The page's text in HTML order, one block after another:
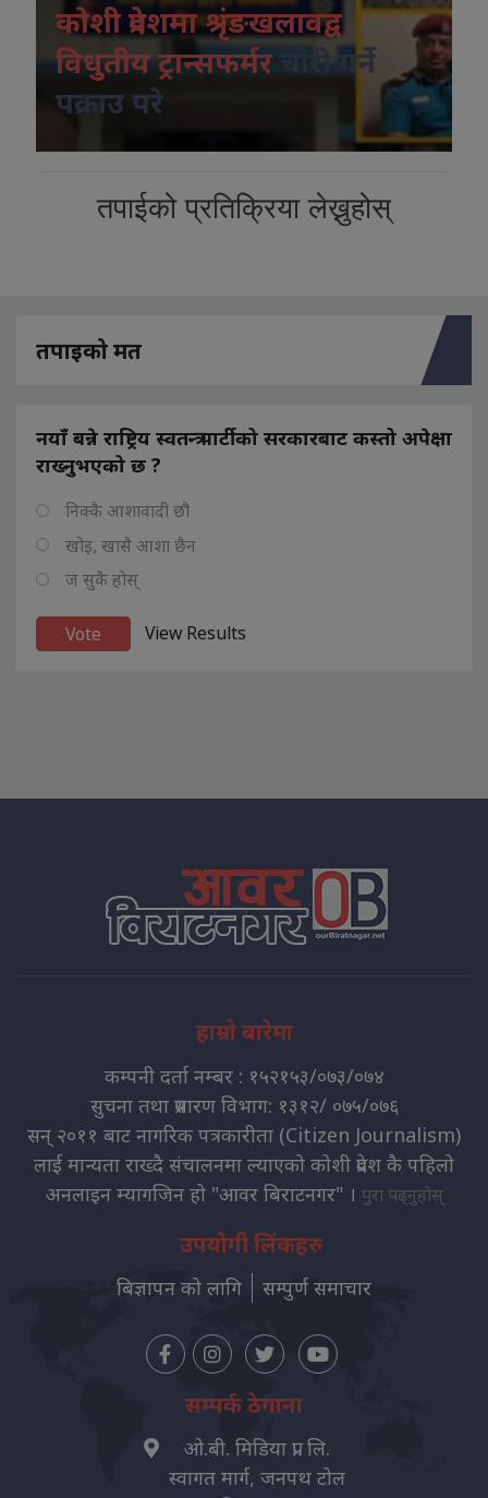
कोशी प्रदेशमा श्रृंङखलावद्व
विधुतीय ट्रान्सफर्मर
चोरी गर्ने
पक्राउ परे
तपाईको प्रतिक्रिया लेख्नुहोस्
तपाइको मत
नयाँ बन्ने राष्ट्रिय स्वतन्त्र पार्टीको सरकारबाट कस्तो अपेक्षा
राख्नुभएको छ ?
निक्कै आशावादी छौ
खोइ, खासै आशा छैन
ज सुकै होस्
View Results
हाम्रो बारेमा
कम्पनी दर्ता नम्बर : १५२१५३/०७३/०७४
सुचना तथा प्रसारण विभाग: १३१२/ ०७५/०७६
सन् २०११ बाट नागरिक पत्रकारीता (Citizen Journalism)
लाई मान्यता राख्दै संचालनमा ल्याएको कोशी प्रदेश कै पहिलो
अनलाइन म्यागजिन हो "आवर बिराटनगर" । पुरा पढ्नुहोस्
उपयोगी लिंकहरु
बिज्ञापन को लागि सम्पुर्ण समाचार
सम्पर्क ठेगाना
ओ.बी. मिडिया प्रा. लि.
स्वागत मार्ग, जनपथ टोल